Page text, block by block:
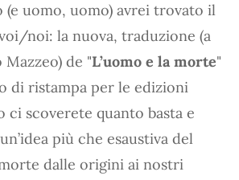
(e uomo, uomo) avrei trovato il
noi: la nuova, traduzione (a
de "L’uomo e la morte"
di ristampa per le edizioni
ci scoverete quanto basta e
più che esaustiva del
dalle origini ai nostri